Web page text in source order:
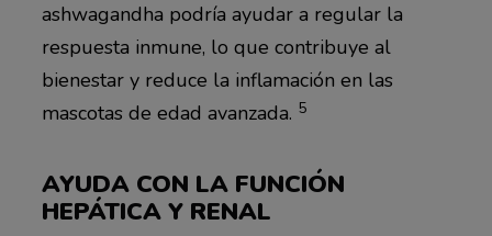
ashwagandha podría ayudar a regular la
respuesta inmune, lo que contribuye al
bienestar y reduce la inflamación en las
mascotas de edad avanzada. 5
AYUDA CON LA FUNCIÓN
HEPÁTICA Y RENAL